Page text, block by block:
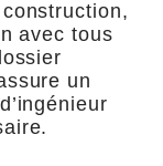
avec tous
un